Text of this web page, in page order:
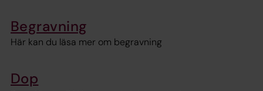
Begravning
Här kan du läsa mer om begravning
Dop